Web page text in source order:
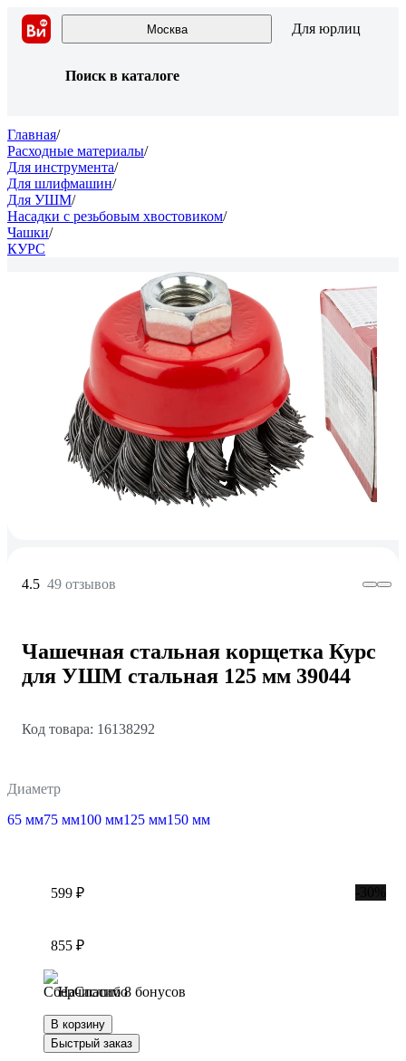
Москва Для юрлиц
Поиск в каталоге
Главная/
Расходные материалы/
Для инструмента/
Для шлифмашин/
Для УШМ/
Насадки с резьбовым хвостовиком/
Чашки/
КУРС
4.5 49 отзывов
Чашечная стальная корщетка Курс
для УШМ стальная 125 мм 39044
Код товара: 16138292
Диаметр
65 мм75 мм100 мм125 мм150 мм
599 ₽
855 ₽
Начислим 8 бонусов
В корзину
Быстрый заказ